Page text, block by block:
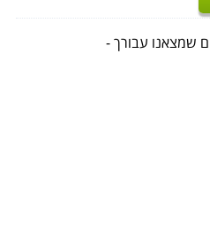
שמצאנו עבורך -